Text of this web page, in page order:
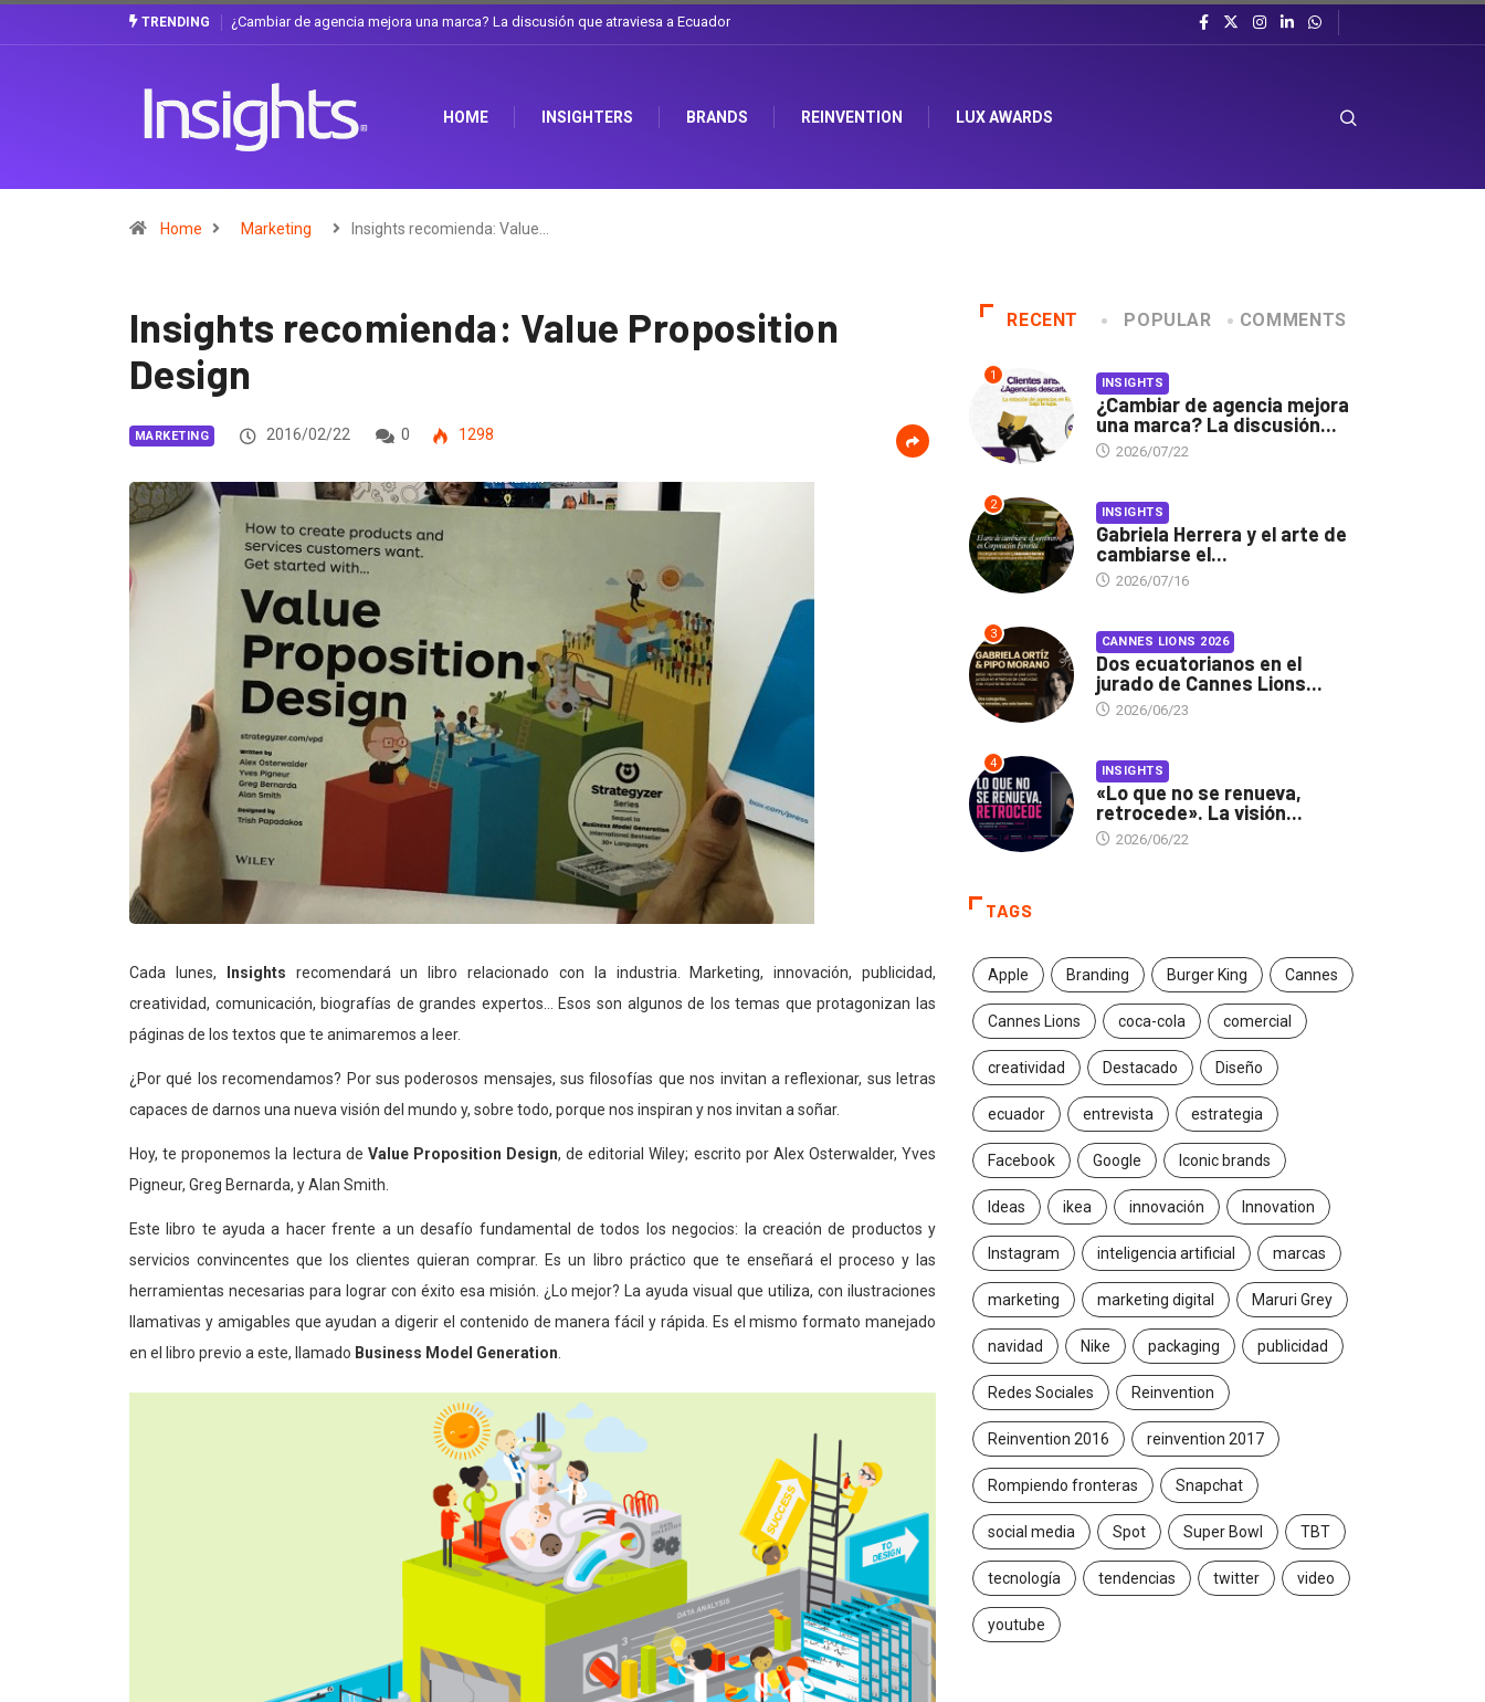
TRENDING Gabriela Herrera y el arte de cambiarse el sombrero en Corporación Favorita
HOME INSIGHTERS BRANDS REINVENTION LUX AWARDS
Home Marketing Insights recomienda: Value…
Insights recomienda: Value Proposition
Design
MARKETING 2016/02/22 0 1298
Cada lunes, Insights recomendará un libro relacionado con la industria. Marketing, innovación, publicidad,
creatividad, comunicación, biografías de grandes expertos… Esos son algunos de los temas que protagonizan las
páginas de los textos que te animaremos a leer.
¿Por qué los recomendamos? Por sus poderosos mensajes, sus filosofías que nos invitan a reflexionar, sus letras
capaces de darnos una nueva visión del mundo y, sobre todo, porque nos inspiran y nos invitan a soñar.
Hoy, te proponemos la lectura de Value Proposition Design, de editorial Wiley; escrito por Alex Osterwalder, Yves
Pigneur, Greg Bernarda, y Alan Smith.
Este libro te ayuda a hacer frente a un desafío fundamental de todos los negocios: la creación de productos y
servicios convincentes que los clientes quieran comprar. Es un libro práctico que te enseñará el proceso y las
herramientas necesarias para lograr con éxito esa misión. ¿Lo mejor? La ayuda visual que utiliza, con ilustraciones
llamativas y amigables que ayudan a digerir el contenido de manera fácil y rápida. Es el mismo formato manejado
en el libro previo a este, llamado Business Model Generation.
RECENT POPULAR COMMENTS
1 INSIGHTS
¿Cambiar de agencia mejora
una marca? La discusión...
2026/07/22
2 INSIGHTS
Gabriela Herrera y el arte de
cambiarse el...
2026/07/16
3 CANNES LIONS 2026
Dos ecuatorianos en el
jurado de Cannes Lions...
2026/06/23
4 INSIGHTS
«Lo que no se renueva,
retrocede». La visión...
2026/06/22
TAGS
Apple Branding Burger King Cannes
Cannes Lions coca-cola comercial
creatividad Destacado Diseño
ecuador entrevista estrategia
Facebook Google Iconic brands
Ideas ikea innovación Innovation
Instagram inteligencia artificial marcas
marketing marketing digital Maruri Grey
navidad Nike packaging publicidad
Redes Sociales Reinvention
Reinvention 2016 reinvention 2017
Rompiendo fronteras Snapchat
social media Spot Super Bowl TBT
tecnología tendencias twitter video
youtube